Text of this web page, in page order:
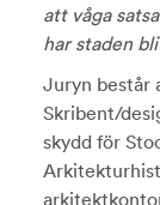
att våga
har staden
Juryn består
Skribent/
skydd för